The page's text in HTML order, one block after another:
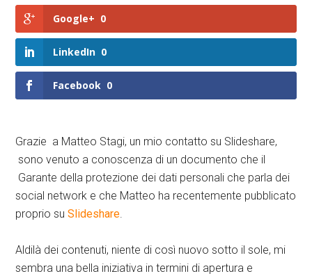
Google+ 0
LinkedIn 0
Facebook 0
Grazie a Matteo Stagi, un mio contatto su Slideshare,
sono venuto a conoscenza di un documento che il
Garante della protezione dei dati personali che parla dei
social network e che Matteo ha recentemente pubblicato
proprio suSlideshare.
Aldilà dei contenuti, niente di così nuovo sotto il sole, mi
sembra una bella iniziativa in termini di apertura e